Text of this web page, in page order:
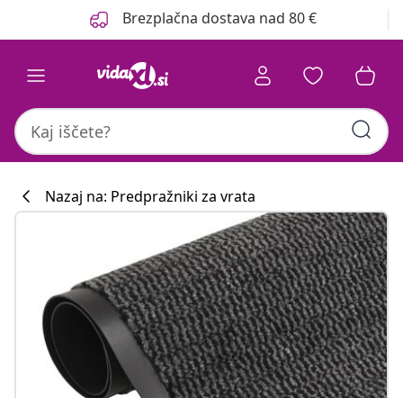
Brezplačna dostava nad 80 €
Nazaj na: Predpražniki za vrata